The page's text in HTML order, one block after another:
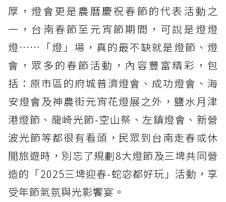
厚，燈會更是農曆慶祝春節的代表活動之
一，台南春節至元宵節期間，可說是燈燈
燈……「燈」場，真的最不缺就是燈節、燈
會，眾多的春節活動，內容豐富精彩，包
括：原市區的府城普濟燈會、成功燈會、海
安燈會及神農街元宵花燈展之外，鹽水月津
港燈節、龍崎光節-空山祭、左鎮燈會、新營
波光節等都很有看頭，民眾到台南走春或休
閒旅遊時，別忘了規劃8大燈節及三埤共同營
造的「2025三埤迎春-蛇宓都好玩」活動，享
受年節氣氛與光影饗宴。